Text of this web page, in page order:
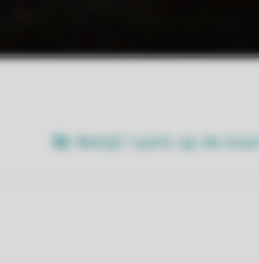
Bekijk 1 park op de kaart